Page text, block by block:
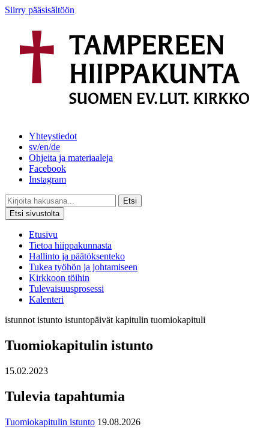
Siirry pääsisältöön
Yhteystiedot
sv/en/de
Ohjeita ja materiaaleja
Facebook
Instagram
Etsi
Etsi sivustolta
Etusivu
Tietoa hiippakunnasta
Hallinto ja päätöksenteko
Tukea työhön ja johtamiseen
Kirkkoon töihin
Tulevaisuusprosessi
Kalenteri
istunnot istunto istuntopäivät kapitulin tuomiokapituli
Tuomiokapitulin istunto
15.02.2023
Tulevia tapahtumia
Tuomiokapitulin istunto 19.08.2026